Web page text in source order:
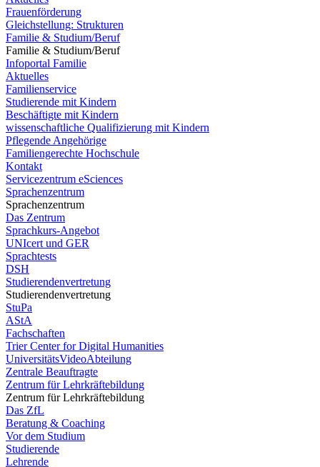
Frauenförderung
Gleichstellung: Strukturen
Familie & Studium/Beruf
Familie & Studium/Beruf
Infoportal Familie
Aktuelles
Familienservice
Studierende mit Kindern
Beschäftigte mit Kindern
wissenschaftliche Qualifizierung mit Kindern
Pflegende Angehörige
Familiengerechte Hochschule
Kontakt
Servicezentrum eSciences
Sprachenzentrum
Sprachenzentrum
Das Zentrum
Sprachkurs-Angebot
UNIcert und GER
Sprachtests
DSH
Studierendenvertretung
Studierendenvertretung
StuPa
AStA
Fachschaften
Trier Center for Digital Humanities
UniversitätsVideoAbteilung
Zentrale Beauftragte
Zentrum für Lehrkräftebildung
Zentrum für Lehrkräftebildung
Das ZfL
Beratung & Coaching
Vor dem Studium
Studierende
Lehrende